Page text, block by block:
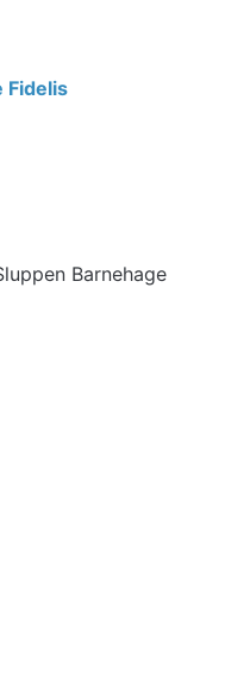
Fidelis
Barnehage